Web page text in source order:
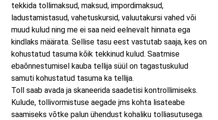
tekkida tollimaksud, maksud, impordimaksud,
ladustamistasud, vahetuskursid, valuutakursi vahed või
muud kulud ning me ei saa neid eelnevalt hinnata ega
kindlaks määrata. Sellise tasu eest vastutab saaja, kes on
kohustatud tasuma kõik tekkinud kulud. Saatmise
ebaõnnestumisel kauba tellija süül on tagastuskulud
samuti kohustatud tasuma ka tellija.
Toll saab avada ja skaneerida saadetisi kontrollimiseks.
Kulude, tollivormistuse aegade jms kohta lisateabe
saamiseks võtke palun ühendust kohaliku tolliasutusega.